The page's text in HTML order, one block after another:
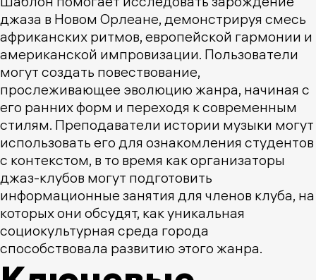
джаза в Новом Орлеане, демонстрируя смесь
африканских ритмов, европейской гармонии и
американской импровизации. Пользователи
могут создать повествование,
прослеживающее эволюцию жанра, начиная с
его ранних форм и переходя к современным
стилям. Преподаватели истории музыки могут
использовать его для ознакомления студентов
с контекстом, в то время как организаторы
джаз-клубов могут подготовить
информационные занятия для членов клуба, на
которых они обсудят, как уникальная
социокультурная среда города
способствовала развитию этого жанра.